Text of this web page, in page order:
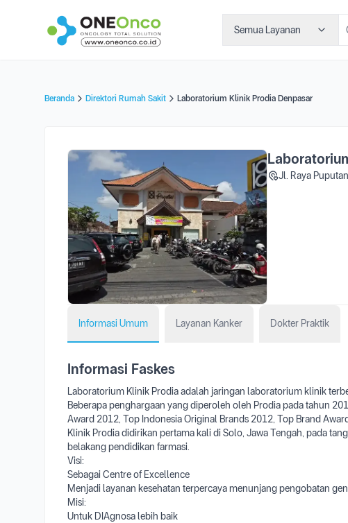
Semua Layanan
Beranda Direktori Rumah Sakit Laboratorium Klinik Prodia Denpasar
Jl. Raya
Informasi Umum Layanan Kanker Dokter Praktik
Informasi Faskes
Laboratorium Klinik Prodia adalah jaringan laboratorium klinik
Beberapa penghargaan yang diperoleh oleh Prodia pada tahun
Award 2012, Top Indonesia Original Brands 2012, Top Brand
Klinik Prodia didirikan pertama kali di Solo, Jawa Tengah, pada
belakang pendidikan farmasi.
Visi:
Sebagai Centre of Excellence
Menjadi layanan kesehatan terpercaya menunjang pengobatan
Misi:
Untuk DIAgnosa lebih baik